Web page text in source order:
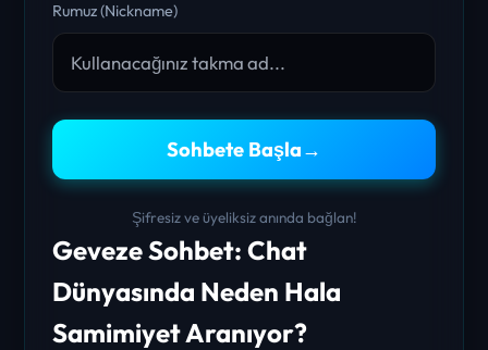
Rumuz (Nickname)
Sohbete Başla→
Şifresiz ve üyeliksiz anında bağlan!
Geveze Sohbet: Chat
Dünyasında Neden Hala
Samimiyet Aranıyor?